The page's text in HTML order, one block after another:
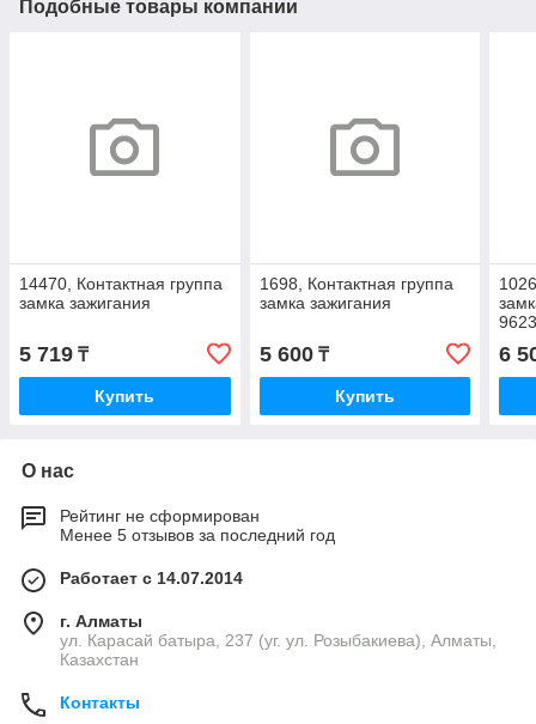
Подобные товары компании
14470, Контактная группа
замка зажигания
5 719 ₸
Купить
1698, Контактная группа
замка зажигания
5 600₸
Купить
6
О нас
Рейтинг не сформирован
Менее 5 отзывов за последний год
Работает с 14.07.2014
г. Алматы
ул. Карасай батыра, 237 (уг. ул. Розыбакиева), Алматы,
Казахстан
Контакты